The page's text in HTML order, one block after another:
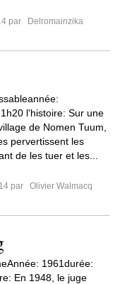
par
Delromainzika
l'histoire: Sur une
de Nomen Tuum,
pervertissent les
de les tuer et les...
par
Olivier Walmacq
1961durée:
En 1948, le juge